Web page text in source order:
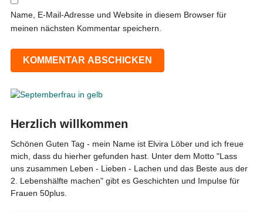
Name, E-Mail-Adresse und Website in diesem Browser für
meinen nächsten Kommentar speichern.
Herzlich willkommen
Schönen Guten Tag - mein Name ist Elvira Löber und ich freue
mich, dass du hierher gefunden hast. Unter dem Motto "Lass
uns zusammen Leben - Lieben - Lachen und das Beste aus der
2. Lebenshälfte machen" gibt es Geschichten und Impulse für
Frauen 50plus.